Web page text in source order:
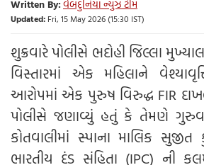
Written By:વેબદુનિયા ન્યુઝ ટીમ
Updated: Fri, 15 May 2026 (15:30 IST)
શુક્રવારે પોલીસે ભદોહી જિલ્લા
વિસ્તારમાં એક મહિલાને
આરોપમાં એક પુરુષ વિરુદ્ધ FIR
પોલીસે જણાવ્યું હતું કે તેમણે
કોતવાલીમાં સ્પાના માલિક સુજીત
ભારતીય દંડ સંહિતા (IPC) ની